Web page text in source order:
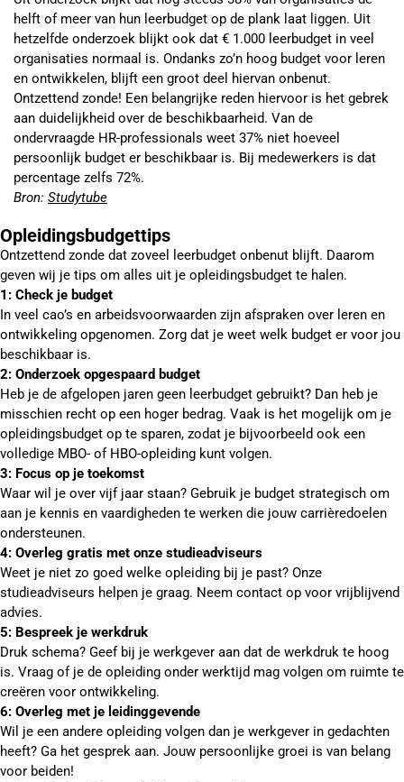
helft of meer van hun leerbudget op de plank laat liggen. Uit
hetzelfde onderzoek blijkt ook dat € 1.000 leerbudget in veel
organisaties normaal is. Ondanks zo’n hoog budget voor leren
en ontwikkelen, blijft een groot deel hiervan onbenut.
Ontzettend zonde! Een belangrijke reden hiervoor is het gebrek
aan duidelijkheid over de beschikbaarheid. Van de
ondervraagde HR-professionals weet 37% niet hoeveel
persoonlijk budget er beschikbaar is. Bij medewerkers is dat
percentage zelfs 72%.
Bron: Studytube
Opleidingsbudgettips
Ontzettend zonde dat zoveel leerbudget onbenut blijft. Daarom
geven wij je tips om alles uit je opleidingsbudget te halen.
1: Check je budget
In veel cao’s en arbeidsvoorwaarden zijn afspraken over leren en
ontwikkeling opgenomen. Zorg dat je weet welk budget er voor jou
beschikbaar is.
2: Onderzoek opgespaard budget
Heb je de afgelopen jaren geen leerbudget gebruikt? Dan heb je
misschien recht op een hoger bedrag. Vaak is het mogelijk om je
opleidingsbudget op te sparen, zodat je bijvoorbeeld ook een
volledige MBO- of HBO-opleiding kunt volgen.
3: Focus op je toekomst
Waar wil je over vijf jaar staan? Gebruik je budget strategisch om
aan je kennis en vaardigheden te werken die jouw carrièredoelen
ondersteunen.
4: Overleg gratis met onze studieadviseurs
Weet je niet zo goed welke opleiding bij je past? Onze
studieadviseurs helpen je graag. Neem contact op voor vrijblijvend
advies.
5: Bespreek je werkdruk
Druk schema? Geef bij je werkgever aan dat de werkdruk te hoog
is. Vraag of je de opleiding onder werktijd mag volgen om ruimte te
creëren voor ontwikkeling.
6: Overleg met je leidinggevende
Wil je een andere opleiding volgen dan je werkgever in gedachten
heeft? Ga het gesprek aan. Jouw persoonlijke groei is van belang
voor beiden!